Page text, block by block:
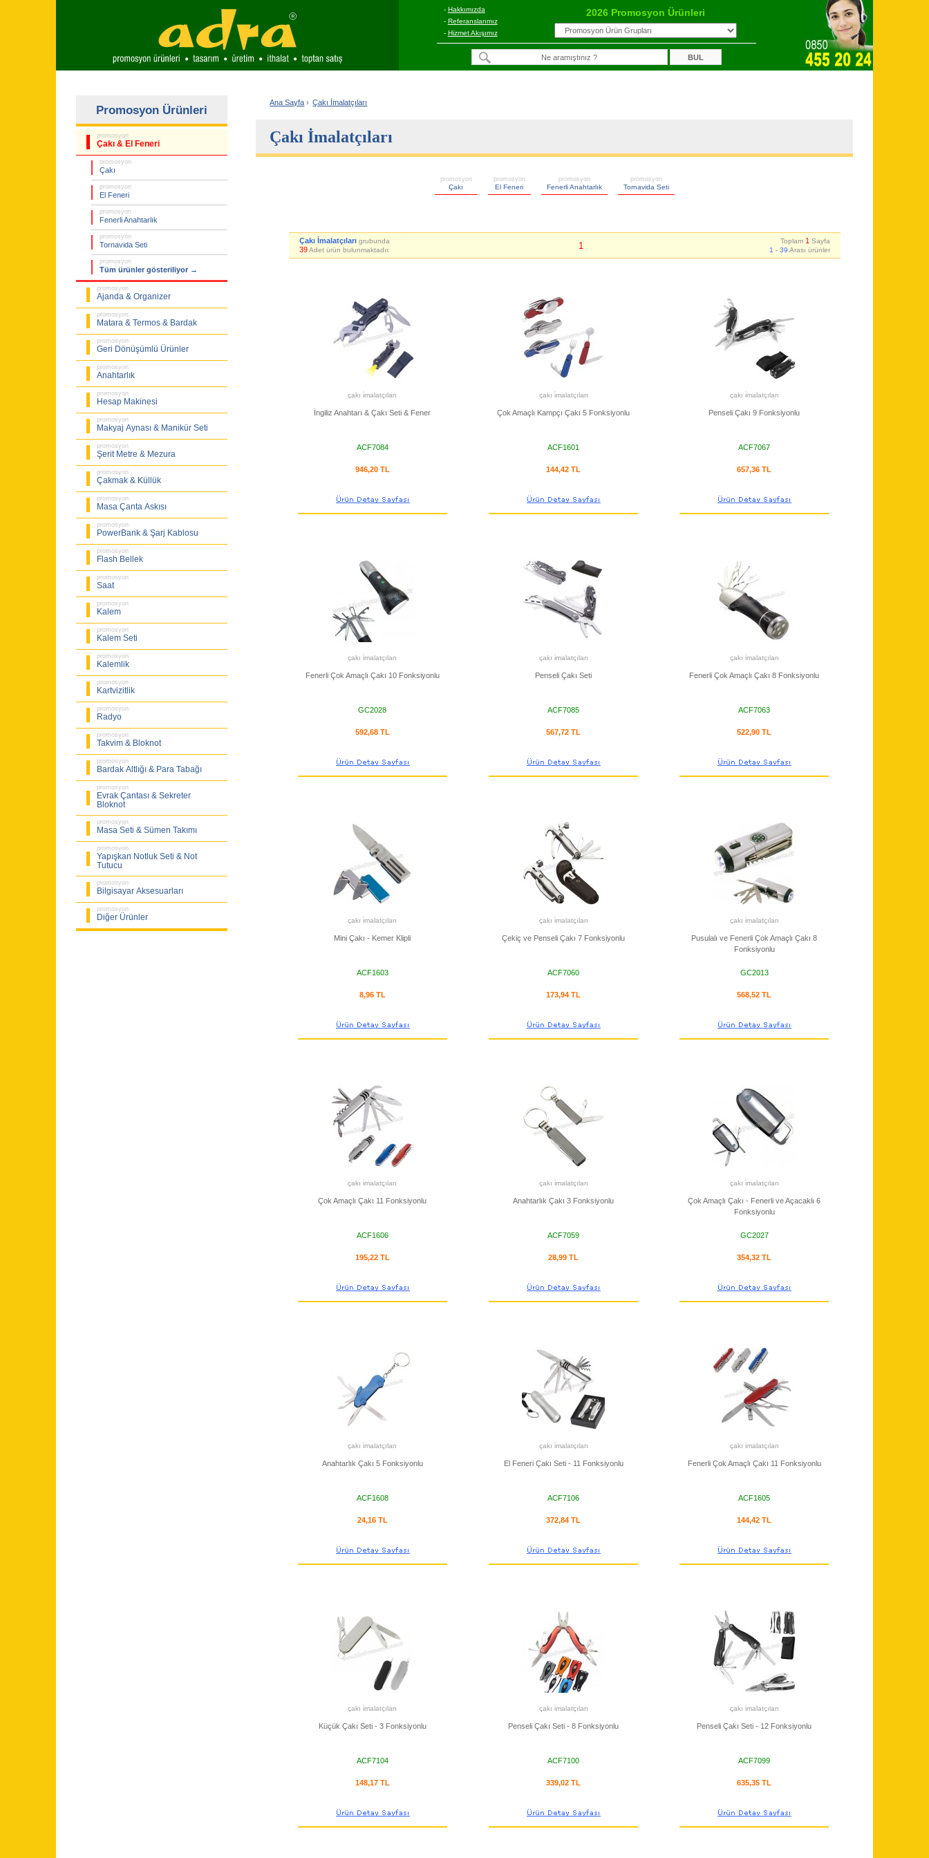
- Hakkımızda
- Referanslarımız
- Hizmet Akışımız
2026 Promosyon Ürünleri
Promosyon Ürünleri
promosyon
Çakı & El Feneri
promosyon
Çakı
promosyon
El Feneri
promosyon
Fenerli Anahtarlık
promosyon
Tornavida Seti
promosyon
Tüm ürünler gösteriliyor →
promosyon
Ajanda & Organizer
promosyon
Matara & Termos & Bardak
promosyon
Geri Dönüşümlü Ürünler
promosyon
Anahtarlık
promosyon
Hesap Makinesi
promosyon
Makyaj Aynası & Manikür Seti
promosyon
Şerit Metre & Mezura
promosyon
Çakmak & Küllük
promosyon
Masa Çanta Askısı
promosyon
PowerBank & Şarj Kablosu
promosyon
Flash Bellek
promosyon
Saat
promosyon
Kalem
promosyon
Kalem Seti
promosyon
Kalemlik
promosyon
Kartvizitlik
promosyon
Radyo
promosyon
Takvim & Bloknot
promosyon
Bardak Altlığı & Para Tabağı
promosyon
Evrak Çantası & Sekreter
Bloknot
promosyon
Masa Seti & Sümen Takımı
promosyon
Yapışkan Notluk Seti & Not
Tutucu
promosyon
Bilgisayar Aksesuarları
promosyon
Diğer Ürünler
Ana Sayfa › Çakı İmalatçıları
Çakı İmalatçıları
promosyon
Çakı
promosyon
El Feneri
promosyon
Fenerli Anahtarlık
promosyon
Tornavida Seti
Çakı İmalatçılarıgrubunda
39Adet ürün bulunmaktadır. 1 Toplam 1 Sayfa
1 -39 Arası ürünler
çakı i̇malatçıları
İngiliz Anahtarı & Çakı Seti & Fener
ACF7084
946,20 TL
çakı i̇malatçıları
Çok Amaçlı Kampçı Çakı 5 Fonksiyonlu
ACF1601
144,42 TL
çakı i̇malatçıları
Penseli Çakı 9 Fonksiyonlu
ACF7067
657,36 TL
çakı i̇malatçıları
Fenerli Çok Amaçlı Çakı 10 Fonksiyonlu
GC2028
592,68 TL
çakı i̇malatçıları
Penseli Çakı Seti
ACF7085
567,72 TL
çakı i̇malatçıları
Fenerli Çok Amaçlı Çakı 8 Fonksiyonlu
ACF7063
522,90 TL
çakı i̇malatçıları
Mini Çakı - Kemer Klipli
ACF1603
8,96 TL
çakı i̇malatçıları
Çekiç ve Penseli Çakı 7 Fonksiyonlu
ACF7060
173,94 TL
çakı i̇malatçıları
Pusulalı ve Fenerli Çok Amaçlı Çakı 8
Fonksiyonlu
GC2013
568,52 TL
çakı i̇malatçıları
Çok Amaçlı Çakı 11 Fonksiyonlu
ACF1606
195,22 TL
çakı i̇malatçıları
Anahtarlık Çakı 3 Fonksiyonlu
ACF7059
28,99 TL
çakı i̇malatçıları
Çok Amaçlı Çakı - Fenerli ve Açacaklı 6
Fonksiyonlu
GC2027
354,32 TL
çakı i̇malatçıları
Anahtarlık Çakı 5 Fonksiyonlu
ACF1608
24,16 TL
çakı i̇malatçıları
El Feneri Çakı Seti - 11 Fonksiyonlu
ACF7106
372,84 TL
çakı i̇malatçıları
Fenerli Çok Amaçlı Çakı 11 Fonksiyonlu
ACF1605
144,42 TL
çakı i̇malatçıları
Küçük Çakı Seti - 3 Fonksiyonlu
ACF7104
148,17 TL
çakı i̇malatçıları
Penseli Çakı Seti - 8 Fonksiyonlu
ACF7100
339,02 TL
çakı i̇malatçıları
Penseli Çakı Seti - 12 Fonksiyonlu
ACF7099
635,35 TL